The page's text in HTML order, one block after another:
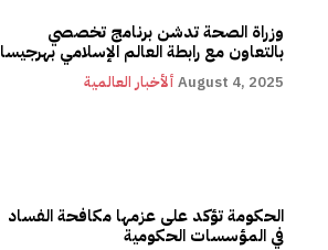
وزراة الصحة تدشن برنامج تخصصي
بالتعاون مع رابطة العالم الإسلامي بهرجيسا
ألأخبار العالمية August 4, 2025
الحكومة تؤكد على عزمها مكافحة الفساد
في المؤسسات الحكومية